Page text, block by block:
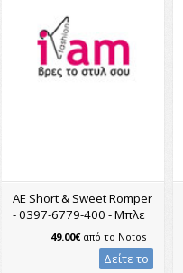
AE Short & Sweet Romper
- 0397-6779-400 - Μπλε
49.00€από το Notos
Δείτε το